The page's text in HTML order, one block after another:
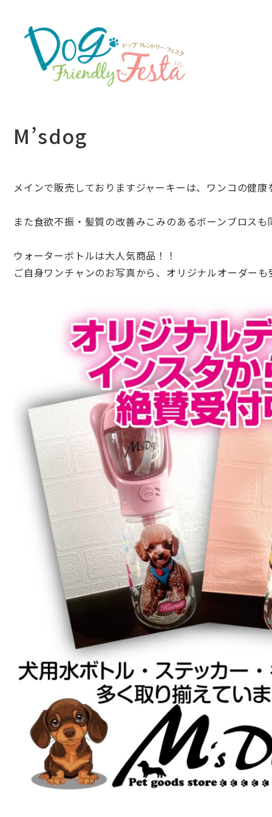
M’sdog
メインで販売しておりますジャーキーは、ワンコの健康
また食欲不振・ 髪質の改善みこみのあるボーンブロス
ウォーターボトルは大人気商品！！
ご自身ワンチャンのお写真から、 オリジナルオーダー